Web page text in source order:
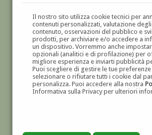
Il nostro sito utilizza cookie tecnici per
contenuti personalizzati, valutazione degli
contenuto, osservazioni del pubblico e
prodotti, per archiviare e/o accedere a
un dispositivo. Vorremmo anche
opzionali (analitici e di profilazione) per
migliore esperienza e inviarti pubblicità
Puoi scegliere di gestire le tue preferenze
selezionare o rifiutare tutti i cookie dal
personalizza. Puoi accedere alla nostra
Informativa sulla Privacy per ulteriori
GALLERIAD'ARTE
DIPINTI E SCULTURE '800